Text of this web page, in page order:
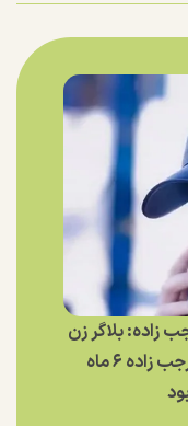
زاده: بلاگر زن
طعمه کشاندن مداح به قرار مرگ/ رجب زاده ۶ ماه